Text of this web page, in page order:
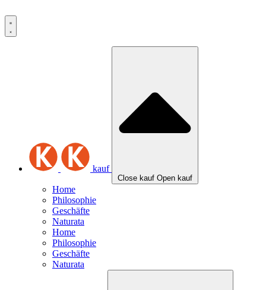
Inhalt
wechseln
kauf
Close kauf Open kauf
Home
Philosophie
Geschäfte
Naturata
Home
Philosophie
Geschäfte
Naturata